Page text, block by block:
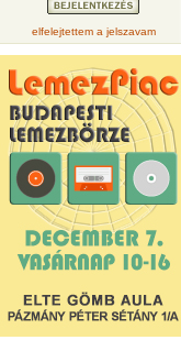
elfelejtettem a jelszavam